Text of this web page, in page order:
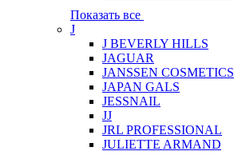
Показать все
J
J BEVERLY HILLS
JAGUAR
JANSSEN COSMETICS
JAPAN GALS
JESSNAIL
JJ
JRL PROFESSIONAL
JULIETTE ARMAND